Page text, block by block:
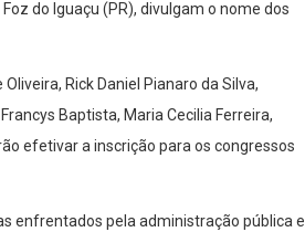
do Iguaçu (PR), divulgam o nome dos
Rick Daniel Pianaro da Silva,
Baptista, Maria Cecilia Ferreira,
efetivar a inscrição para os congressos
enfrentados pela administração pública e